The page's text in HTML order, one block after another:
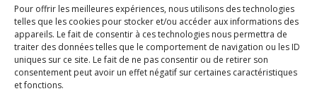
Pour offrir les meilleures expériences, nous utilisons des technologies
telles que les cookies pour stocker et/ou accéder aux informations des
appareils. Le fait de consentir à ces technologies nous permettra de
traiter des données telles que le comportement de navigation ou les ID
uniques sur ce site. Le fait de ne pas consentir ou de retirer son
consentement peut avoir un effet négatif sur certaines caractéristiques
et fonctions.